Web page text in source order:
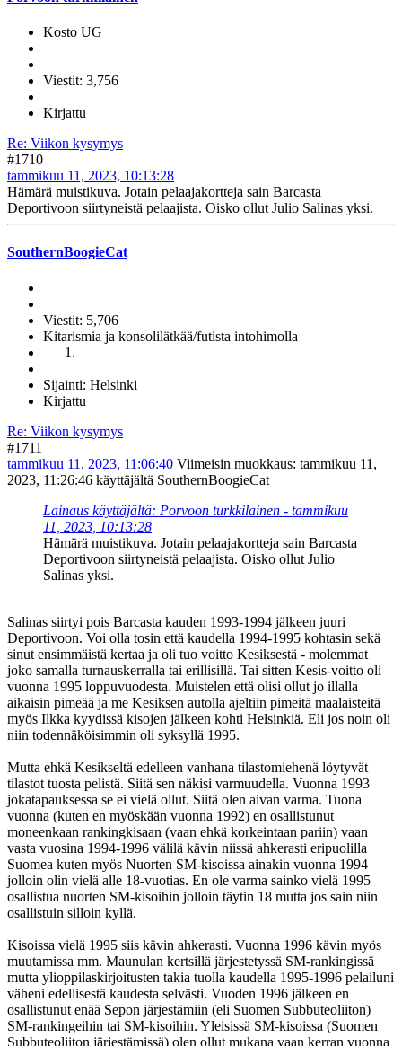
Kosto UG
Viestit: 3,756
Kirjattu
Re: Viikon kysymys
#1710
tammikuu 11, 2023, 10:13:28
Hämärä muistikuva. Jotain pelaajakortteja sain Barcasta
Deportivoon siirtyneistä pelaajista. Oisko ollut Julio Salinas yksi.
SouthernBoogieCat
Viestit: 5,706
Kitarismia ja konsolilätkää/futista intohimolla
Sijainti: Helsinki
Kirjattu
Re: Viikon kysymys
#1711
tammikuu 11, 2023, 11:06:40 Viimeisin muokkaus: tammikuu 11,
2023, 11:26:46 käyttäjältä SouthernBoogieCat
Lainaus käyttäjältä: Porvoon turkkilainen - tammikuu
11, 2023, 10:13:28
Hämärä muistikuva. Jotain pelaajakortteja sain Barcasta
Deportivoon siirtyneistä pelaajista. Oisko ollut Julio
Salinas yksi.
Salinas siirtyi pois Barcasta kauden 1993-1994 jälkeen juuri
Deportivoon. Voi olla tosin että kaudella 1994-1995 kohtasin sekä
sinut ensimmäistä kertaa ja oli tuo voitto Kesiksestä - molemmat
joko samalla turnauskerralla tai erillisillä. Tai sitten Kesis-voitto oli
vuonna 1995 loppuvuodesta. Muistelen että olisi ollut jo illalla
aikaisin pimeää ja me Kesiksen autolla ajeltiin pimeitä maalaisteitä
myös Ilkka kyydissä kisojen jälkeen kohti Helsinkiä. Eli jos noin oli
niin todennäköisimmin oli syksyllä 1995.
Mutta ehkä Kesikseltä edelleen vanhana tilastomiehenä löytyvät
tilastot tuosta pelistä. Siitä sen näkisi varmuudella. Vuonna 1993
jokatapauksessa se ei vielä ollut. Siitä olen aivan varma. Tuona
vuonna (kuten en myöskään vuonna 1992) en osallistunut
moneenkaan rankingkisaan (vaan ehkä korkeintaan pariin) vaan
vasta vuosina 1994-1996 välilä kävin niissä ahkerasti eripuolilla
Suomea kuten myös Nuorten SM-kisoissa ainakin vuonna 1994
jolloin olin vielä alle 18-vuotias. En ole varma sainko vielä 1995
osallistua nuorten SM-kisoihin jolloin täytin 18 mutta jos sain niin
osallistuin silloin kyllä.
Kisoissa vielä 1995 siis kävin ahkerasti. Vuonna 1996 kävin myös
muutamissa mm. Maunulan kertsillä järjestetyssä SM-rankingissä
mutta ylioppilaskirjoitusten takia tuolla kaudella 1995-1996 pelailuni
väheni edellisestä kaudesta selvästi. Vuoden 1996 jälkeen en
osallistunut enää Sepon järjestämiin (eli Suomen Subbuteoliiton)
SM-rankingeihin tai SM-kisoihin. Yleisissä SM-kisoissa (Suomen
Subbuteoliiton järjestämissä) olen ollut mukana vaan kerran vuonna